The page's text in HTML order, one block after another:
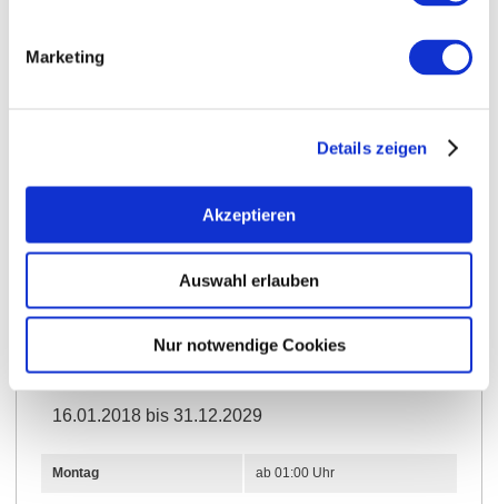
Marketing
Details zeigen
Akzeptieren
Auswahl erlauben
Nur notwendige Cookies
Öffnungszeiten Kontakt
Weitere Infos & Downloads
Öffnungszeiten
16.01.2018 bis 31.12.2029
Montag ab 01:00 Uhr